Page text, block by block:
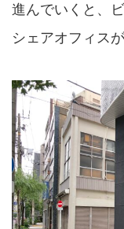
進んでいくと、
シェアオフィス